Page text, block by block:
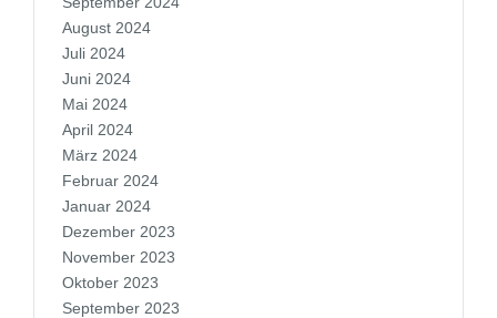
August 2024
Juli 2024
Juni 2024
Mai 2024
April 2024
März 2024
Februar 2024
Januar 2024
Dezember 2023
November 2023
Oktober 2023
September 2023